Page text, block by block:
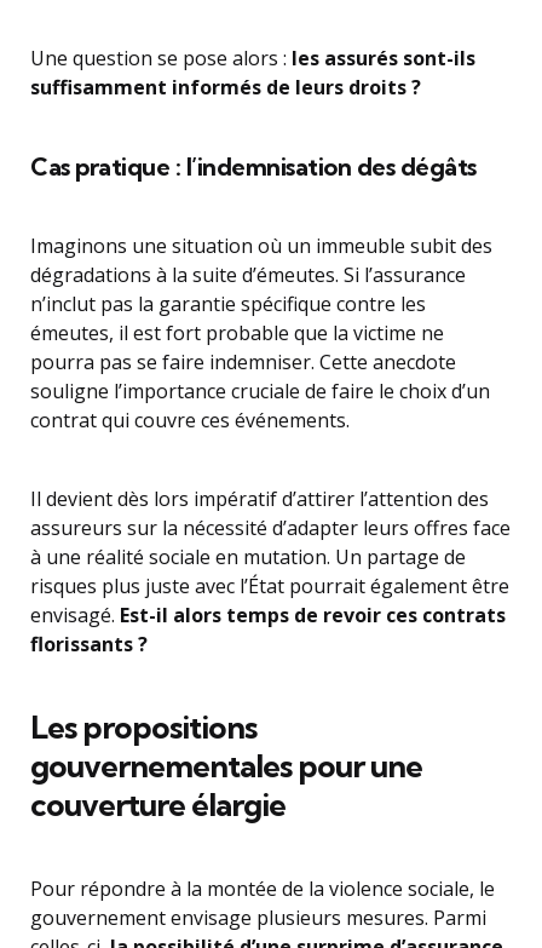
Une question se pose alors : les assurés sont-ils
suffisamment informés de leurs droits ?
Cas pratique : l’indemnisation des dégâts
Imaginons une situation où un immeuble subit des
dégradations à la suite d’émeutes. Si l’assurance
n’inclut pas la garantie spécifique contre les
émeutes, il est fort probable que la victime ne
pourra pas se faire indemniser. Cette anecdote
souligne l’importance cruciale de faire le choix d’un
contrat qui couvre ces événements.
Il devient dès lors impératif d’attirer l’attention des
assureurs sur la nécessité d’adapter leurs offres face
à une réalité sociale en mutation. Un partage de
risques plus juste avec l’État pourrait également être
envisagé. Est-il alors temps de revoir ces contrats
florissants ?
Les propositions
gouvernementales pour une
couverture élargie
Pour répondre à la montée de la violence sociale, le
gouvernement envisage plusieurs mesures. Parmi